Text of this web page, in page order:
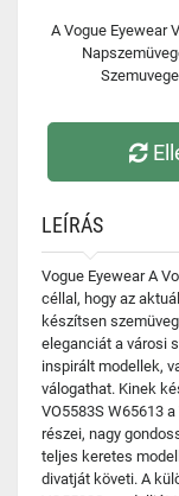
A Vogue Eyewear
LEÍRÁS
Vogue Eyewear A
céllal, hogy az
készítsen
eleganciát a városi
inspirált modellek,
válogathat. Kinek
VO5583S W65613
részei, nagy
teljes keretes
divatját követi. A